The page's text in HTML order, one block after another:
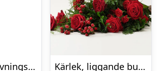
Öppet Begravningshjärta
Kärlek, liggande bukett